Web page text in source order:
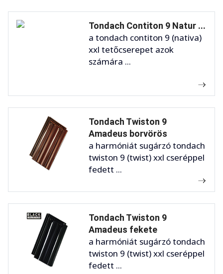
Tondach Contiton 9 Natur ...
a tondach contiton 9 (nativa)
xxl tetőcserepet azok
számára ...
Tondach Twiston 9
Amadeus borvörös
a harmóniát sugárzó tondach
twiston 9 (twist) xxl cseréppel
fedett ...
Tondach Twiston 9
Amadeus fekete
a harmóniát sugárzó tondach
twiston 9 (twist) xxl cseréppel
fedett ...